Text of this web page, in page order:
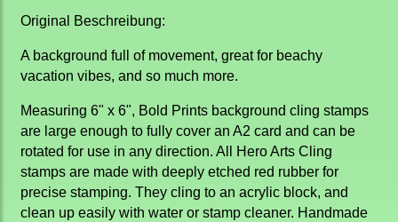
Original Beschreibung:
A background full of movement, great for beachy
vacation vibes, and so much more.
Measuring 6" x 6", Bold Prints background cling stamps
are large enough to fully cover an A2 card and can be
rotated for use in any direction. All Hero Arts Cling
stamps are made with deeply etched red rubber for
precise stamping. They cling to an acrylic block, and
clean up easily with water or stamp cleaner. Handmade